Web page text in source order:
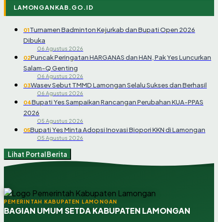
LAMONGANKAB.GO.ID
01Turnamen Badminton Kejurkab dan Bupati Open 2026
Dibuka
06 Agustus 2026
02Puncak Peringatan HARGANAS dan HAN, Pak Yes Luncurkan
Salam-Q Genting
06 Agustus 2026
03Wasev Sebut TMMD Lamongan Selalu Sukses dan Berhasil
06 Agustus 2026
04Bupati Yes Sampaikan Rancangan Perubahan KUA-PPAS
2026
05 Agustus 2026
05Bupati Yes Minta Adopsi Inovasi Biopori KKN di Lamongan
05 Agustus 2026
Lihat Portal Berita
PEMERINTAH KABUPATEN LAMONGAN
BAGIAN UMUM SETDA KABUPATEN LAMONGAN